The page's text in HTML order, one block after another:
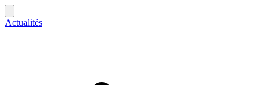
Actualités